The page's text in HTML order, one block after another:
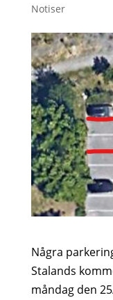
Notiser
Några
Stalands
måndag den